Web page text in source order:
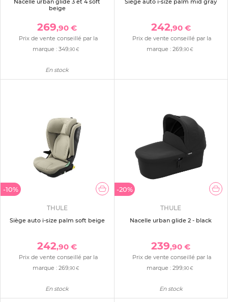
beige
269,90 €
Prix de vente conseillé par la
marque :349,90 €
En stock
242,90 €
Prix de vente conseillé par la
marque : 269,90 €
-10%
THULE
Siège auto i-size palm soft beige
242,90 €
Prix de vente conseillé par la
marque :269,90 €
En stock
-20%
THULE
Nacelle urban glide 2 - black
239,90 €
Prix de vente conseillé par la
marque : 299 ,90 €
En stock